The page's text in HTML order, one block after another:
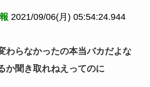
2021/09/06(月) 05:54:24.944
わらなかったの本当バカだよな
か聞き取れねえってのに